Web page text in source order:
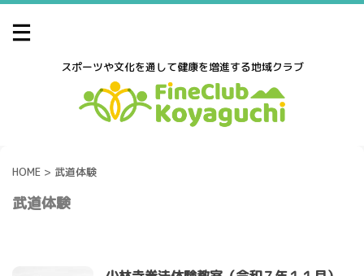
スポーツや文化を通して健康を増進する地域クラブ
HOME > 武道体験
武道体験